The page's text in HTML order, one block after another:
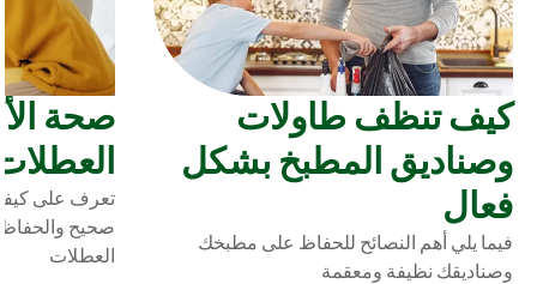
كيف تنظف طاولات
وصناديق المطبخ بشكل
فعال
فيما يلي أهم النصائح للحفاظ على مطبخك
وصناديقك نظيفة ومعقمة
صحة
تعرف على
صحيح
العطلات